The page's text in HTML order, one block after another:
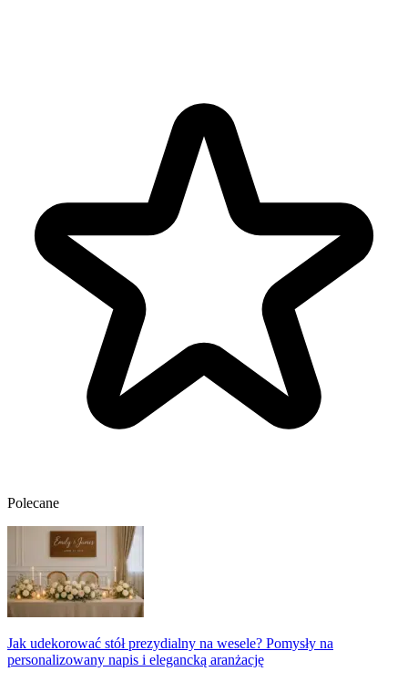
Polecane
Jak udekorować stół prezydialny na wesele? Pomysły na
personalizowany napis i elegancką aranżację